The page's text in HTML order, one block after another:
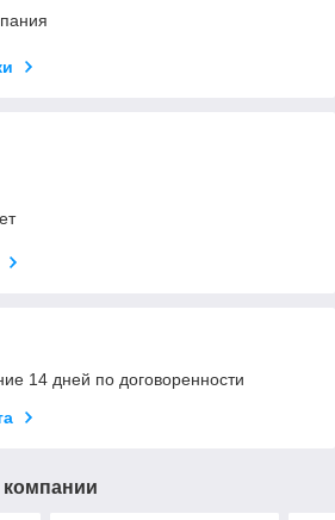
14 дней по договоренности